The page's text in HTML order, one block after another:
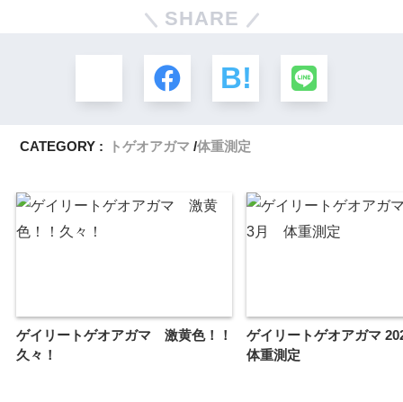
SHARE
CATEGORY : トゲオアガマ 体重測定
ゲイリートゲオアガマ 激黄色！！
久々！
ゲイリートゲオアガマ
体重測定